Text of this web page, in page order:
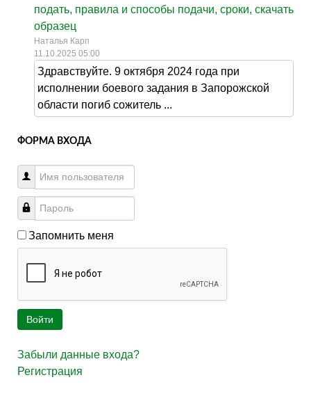
подать, правила и способы подачи, сроки, скачать
образец
Наталья Карп
11.10.2025 05:00
Здравствуйте. 9 октября 2024 года при
исполнении боевого задания в Запорожской
области погиб сожитель ...
ФОРМА ВХОДА
Запомнить меня
Войти
Забыли данные входа?
Регистрация